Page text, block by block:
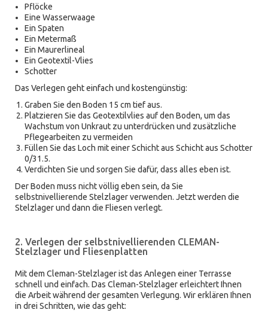
Pflöcke
Eine Wasserwaage
Ein Spaten
Ein Metermaß
Ein Maurerlineal
Ein Geotextil-Vlies
Schotter
Das Verlegen geht einfach und kostengünstig:
Graben Sie den Boden 15 cm tief aus.
Platzieren Sie das Geotextilvlies auf den Boden, um das
Wachstum von Unkraut zu unterdrücken und zusätzliche
Pflegearbeiten zu vermeiden
Füllen Sie das Loch mit einer Schicht aus Schicht aus Schotter
0/31.5.
Verdichten Sie und sorgen Sie dafür, dass alles eben ist.
Der Boden muss nicht völlig eben sein, da Sie
selbstnivellierende Stelzlager verwenden. Jetzt werden die
Stelzlager und dann die Fliesen verlegt.
2. Verlegen der selbstnivellierenden CLEMAN-
Stelzlager und Fliesenplatten
Mit dem Cleman-Stelzlager ist das Anlegen einer Terrasse
schnell und einfach. Das Cleman-Stelzlager erleichtert Ihnen
die Arbeit während der gesamten Verlegung. Wir erklären Ihnen
in drei Schritten, wie das geht: